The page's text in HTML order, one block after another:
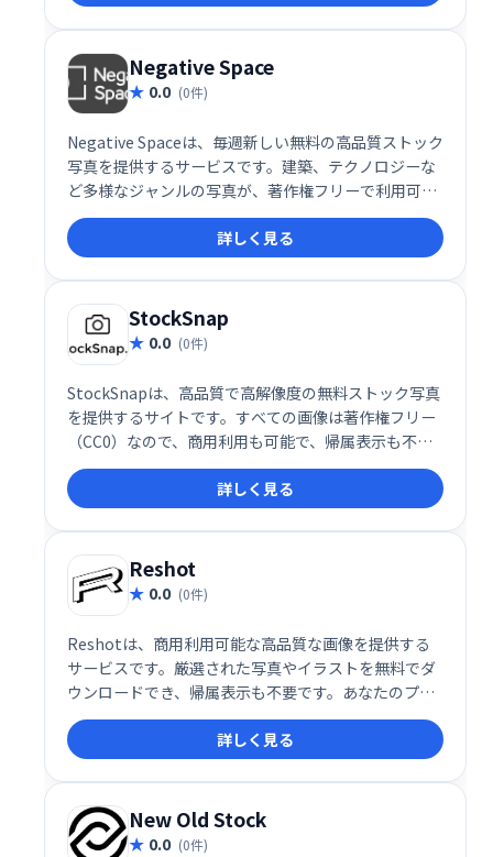
Negative Space
0.0 (0件)
Negative Spaceは、毎週新しい無料の高品質ストック
写真を提供するサービスです。建築、テクノロジーな
ど多様なジャンルの写真が、著作権フリーで利用可能
です。カテゴリ、余白、色などで簡単に検索・絞り込
みができ、様々な用途に最適な写真を見つけられま
す。
詳しく見る
StockSnap
0.0 (0件)
StockSnapは、高品質で高解像度の無料ストック写真
を提供するサイトです。すべての画像は著作権フリー
（CC0）なので、商用利用も可能で、帰属表示も不要
です。美しい写真を探しているなら、StockSnapがお
すすめです。
詳しく見る
Reshot
0.0 (0件)
Reshotは、商用利用可能な高品質な画像を提供する
サービスです。厳選された写真やイラストを無料でダ
ウンロードでき、帰属表示も不要です。あなたのプロ
ジェクトに最適な画像を簡単に見つけ、すぐに活用で
きます。
詳しく見る
New Old Stock
0.0 (0件)